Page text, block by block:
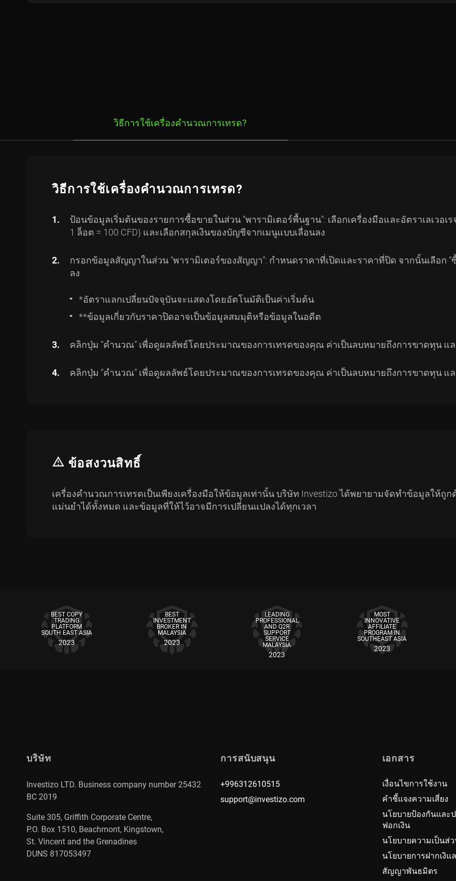
วิธีการใช้เครื่องคำนวณการเทรด?
วิธีการใช้เครื่องคำนวณการเทรด?
ป้อนข้อมูลเริ่มต้นของรายการซื้อขายในส่วน “พารามิเตอร์พื้นฐาน”: เลือกเครื่องมือและอัตราเลเวอเ
1 ล็อต = 100 CFD) และเลือกสกุลเงินของบัญชีจากเมนูแบบเลื่อนลง
กรอกข้อมูลสัญญาในส่วน “พารามิเตอร์ของสัญญา”: กำหนดราคาที่เปิดและราคาที่ปิด จากนั้นเลือก “ซื้
ลง
*อัตราแลกเปลี่ยนปัจจุบันจะแสดงโดยอัตโนมัติเป็นค่าเริ่มต้น
**ข้อมูลเกี่ยวกับราคาปิดอาจเป็นข้อมูลสมมุติหรือข้อมูลในอดีต
คลิกปุ่ม “คำนวณ” เพื่อดูผลลัพธ์โดยประมาณของการเทรดของคุณ ค่าเป็นลบหมายถึงการขาดทุน แ
คลิกปุ่ม “คำนวณ” เพื่อดูผลลัพธ์โดยประมาณของการเทรดของคุณ ค่าเป็นลบหมายถึงการขาดทุน แ
ข้อสงวนสิทธิ์
เครื่องคำนวณการเทรดเป็นเพียงเครื่องมือให้ข้อมูลเท่านั้น บริษัท Investizo ได้พยายามจัดทำข้อมูลให้ถู
แม่นยำได้ทั้งหมด และข้อมูลที่ให้ไว้อาจมีการเปลี่ยนแปลงได้ทุกเวลา
BEST COPY
TRADING
PLATFORM
SOUTH EAST ASIA
2023
BEST
INVESTMENT
BROKER IN
MALAYSIA
2023
LEADING
PROFESSIONAL
AND Q2R
SUPPORT
SERVICE
MALAYSIA
2023
MOST
INNOVATIVE
AFFILIATE
PROGRAM IN
SOUTHEAST ASIA
2023
บริษัท
Investizo LTD. Business company number 25432
BC 2019
Suite 305, Griffith Corporate Centre,
P.O. Box 1510, Beachmont, Kingstown,
St. Vincent and the Grenadines
DUNS 817053497
การสนับสนุน
+996312610515
support@investizo.com
เอกสาร
เงื่อนไขการใช้งาน
คำชี้แจงความเสี่ยง
นโยบายป้องกันและ
ฟอกเงิน
นโยบายความเป็นส่
นโยบายการฝากเงิแ
สัญญาพันธมิตร